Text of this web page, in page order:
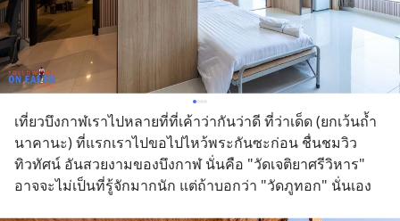
เที่ยวบึงกาฬเราไปหลายที่ที่เค้าว่ากันว่าดี ที่ว่าเด็ด (ยกเว้นถ้ำ
นาคานะ) ที่แรกเราไปขอไปไหว้พระกันซะก่อน ชื่นชมวิว
ทิวทัศน์ อันสวยงามของบึงกาฬ นั่นคือ "วัดเจติยาศรีวิหาร"
อาจจะไม่เป็นที่รู้จักมากนัก แต่ถ้าบอกว่า "วัดภูทอก" นั่นเอง